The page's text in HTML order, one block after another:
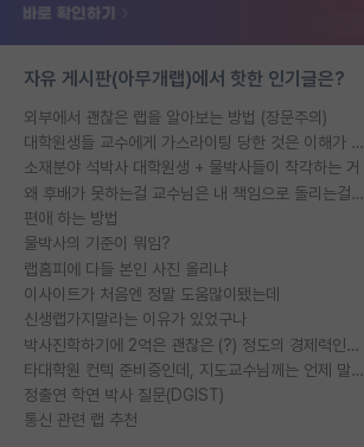
자유 게시판(아무개랩)에서 핫한 인기글은?
외부에서 괜찮은 랩을 알아보는 방법 (장문주의)
대학원생들 교수에게 가스라이팅 당한 것은 이해가 갑니다. 안타깝네요.
소재분야 석박사 대학원생 + 물박사들이 착각하는 거
왜 후배가 못하는걸 교수님은 내 책임으로 돌리는걸까요?
편애 하는 방법
물박사의 기준이 뭐임?
랩홈피에 다들 본인 사진 올리냐
이사이트가 처음엔 정말 도움많이됐는데
신생랩가지말라는 이유가 있었구나
박사진학하기에 2억은 괜찮은 (?) 정도의 경제력인가요
타대학원 컨텍 준비중인데, 지도교수님께는 언제 말씀드려야 할까요?
정출연 학연 박사 질문(DGIST)
통신 관련 랩 추천